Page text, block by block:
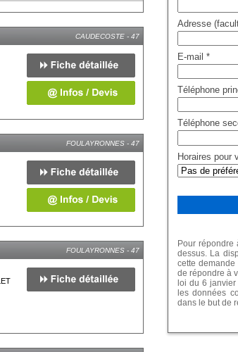
CAUDECOSTE - 47
FOULAYRONNES - 47
FOULAYRONNES - 47
Adresse
E-mail *
Téléphone
Téléphone
Horaires pour
Pour
dessus. La
cette
de répondre à
loi du 6
les données
dans le but de